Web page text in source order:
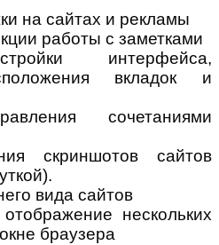
на сайтах и рекламы
работы с заметками
интерфейса,
вкладок и
сочетаниями
скриншотов сайтов
вида сайтов
нескольких
браузера